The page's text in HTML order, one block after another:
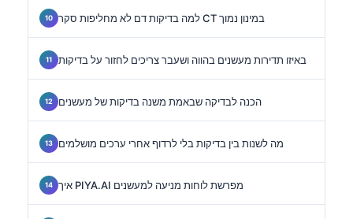
למה בדיקות דם לא מחליפות סקר CT במינון נמוך
באיזו תדירות מעשנים בהווה ושעבר צריכים לחזור על בדיקות
הכנה לבדיקה שבאמת משנה בדיקות של מעשנים
מה לשנות בין בדיקות בלי לרדוף אחרי ערכים מושלמים
איך PIYA.AI מפרשת לוחות מניעה למעשנים